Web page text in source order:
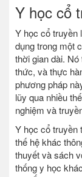
Y học cổ
Y học cổ truyền
dụng trong một
thời gian dài.
thức, và thực
phương pháp
lũy qua nhiều
nghiệm và
Y học cổ truyền
thế hệ khác
thuyết và sách
thống y học